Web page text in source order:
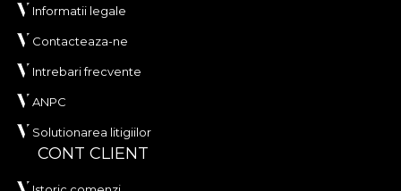
Informatii legale
Contacteaza-ne
Intrebari frecvente
ANPC
Solutionarea litigiilor
CONT CLIENT